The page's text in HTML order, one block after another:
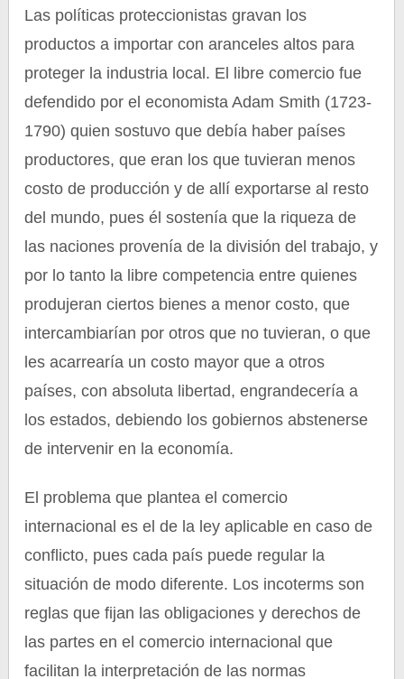
Las políticas proteccionistas gravan los
productos a importar con aranceles altos para
proteger la industria local. El libre comercio fue
defendido por el economista Adam Smith (1723-
1790) quien sostuvo que debía haber países
productores, que eran los que tuvieran menos
costo de producción y de allí exportarse al resto
del mundo, pues él sostenía que la riqueza de
las naciones provenía de la división del trabajo, y
por lo tanto la libre competencia entre quienes
produjeran ciertos bienes a menor costo, que
intercambiarían por otros que no tuvieran, o que
les acarrearía un costo mayor que a otros
países, con absoluta libertad, engrandecería a
los estados, debiendo los gobiernos abstenerse
de intervenir en la economía.
El problema que plantea el comercio
internacional es el de la ley aplicable en caso de
conflicto, pues cada país puede regular la
situación de modo diferente. Los incoterms son
reglas que fijan las obligaciones y derechos de
las partes en el comercio internacional que
facilitan la interpretación de las normas